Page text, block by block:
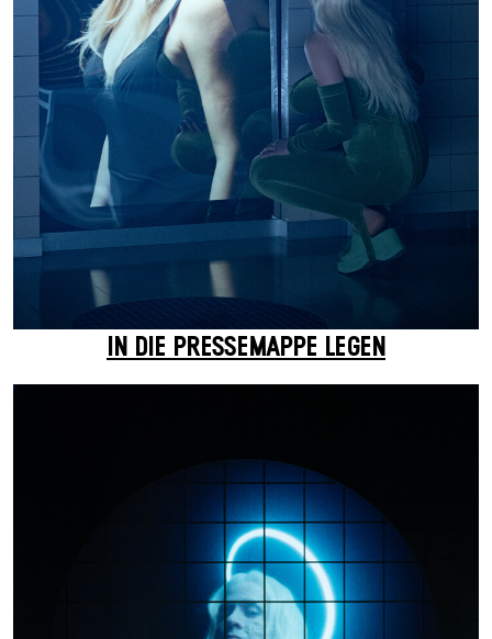
IN DIE PRESSEMAPPE LEGEN